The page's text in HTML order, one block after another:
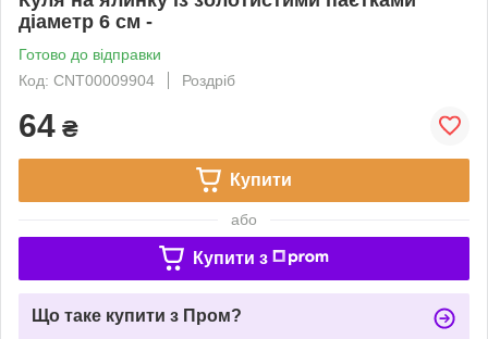
діаметр 6 см -
Готово до відправки
Код: CNT00009904
Роздріб
64 ₴
Купити
або
Купити з
Що таке купити з Пром?